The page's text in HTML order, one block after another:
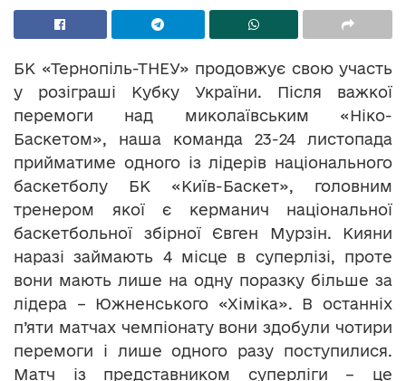
БК «Тернопіль-ТНЕУ» продовжує свою участь
у розіграші Кубку України. Після важкої
перемоги над миколаївським «Ніко-
Баскетом», наша команда 23-24 листопада
прийматиме одного із лідерів національного
баскетболу БК «Київ-Баскет», головним
тренером якої є керманич національної
баскетбольної збірної Євген Мурзін. Кияни
наразі займають 4 місце в суперлізі, проте
вони мають лише на одну поразку більше за
лідера – Южненського «Хіміка». В останніх
п’яти матчах чемпіонату вони здобули чотири
перемоги і лише одного разу поступилися.
Матч із представником суперліги – це